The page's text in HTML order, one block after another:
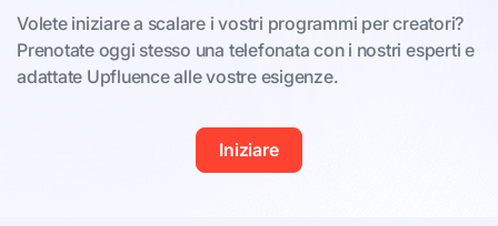
Volete iniziare a scalare i vostri programmi per creatori?
Prenotate oggi stesso una telefonata con i nostri esperti e
adattate Upfluence alle vostre esigenze.
Iniziare